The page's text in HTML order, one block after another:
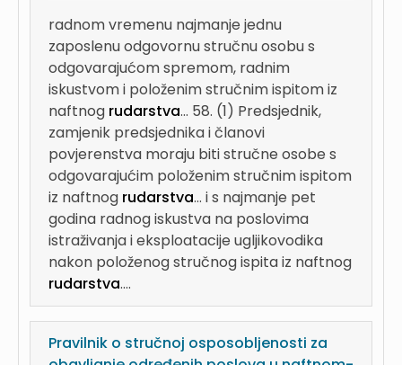
radnom vremenu najmanje jednu
zaposlenu odgovornu stručnu osobu s
odgovarajućom spremom, radnim
iskustvom i položenim stručnim ispitom iz
naftnog rudarstva... 58. (1) Predsjednik,
zamjenik predsjednika i članovi
povjerenstva moraju biti stručne osobe s
odgovarajućim položenim stručnim ispitom
iz naftnog rudarstva... i s najmanje pet
godina radnog iskustva na poslovima
istraživanja i eksploatacije ugljikovodika
nakon položenog stručnog ispita iz naftnog
rudarstva....
Pravilnik o stručnoj osposobljenosti za